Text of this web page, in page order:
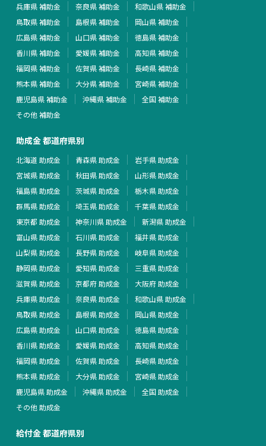
兵庫県 補助金
奈良県 補助金
和歌山県 補助金
鳥取県 補助金
島根県 補助金
岡山県 補助金
広島県 補助金
山口県 補助金
徳島県 補助金
香川県 補助金
愛媛県 補助金
高知県 補助金
福岡県 補助金
佐賀県 補助金
長崎県 補助金
熊本県 補助金
大分県 補助金
宮崎県 補助金
鹿児島県 補助金
沖縄県 補助金
全国 補助金
その他 補助金
助成金 都道府県別
北海道 助成金 青森県 助成金
岩手県 助成金
宮城県 助成金
秋田県 助成金
山形県 助成金
福島県 助成金
茨城県 助成金
栃木県 助成金
群馬県 助成金
埼玉県 助成金
千葉県 助成金
東京都 助成金
神奈川県 助成金
新潟県 助成金
富山県 助成金
石川県 助成金
福井県 助成金
山梨県 助成金
長野県 助成金
岐阜県 助成金
静岡県 助成金
愛知県 助成金
三重県 助成金
滋賀県 助成金
京都府 助成金
大阪府 助成金
兵庫県 助成金
奈良県 助成金
和歌山県 助成金
鳥取県 助成金
島根県 助成金
岡山県 助成金
広島県 助成金
山口県 助成金
徳島県 助成金
香川県 助成金
愛媛県 助成金
高知県 助成金
福岡県 助成金
佐賀県 助成金
長崎県 助成金
熊本県 助成金
大分県 助成金
宮崎県 助成金
鹿児島県 助成金
沖縄県 助成金
全国 助成金
その他 助成金
給付金 都道府県別